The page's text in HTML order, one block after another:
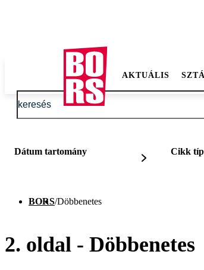
AKTUÁLIS
Dátum tartomány Cikk
BORS/Döbbenetes
2. oldal - Döbbenetes